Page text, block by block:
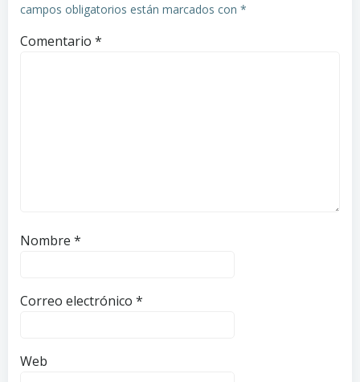
campos obligatorios están marcados con *
Comentario *
Nombre *
Correo electrónico *
Web